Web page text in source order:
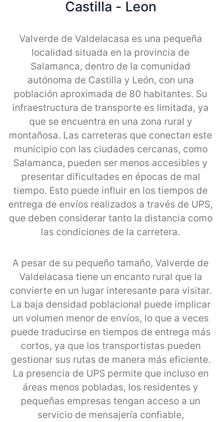
Castilla - Leon
Valverde de Valdelacasa es una pequeña
localidad situada en la provincia de
Salamanca, dentro de la comunidad
autónoma de Castilla y León, con una
población aproximada de 80 habitantes. Su
infraestructura de transporte es limitada, ya
que se encuentra en una zona rural y
montañosa. Las carreteras que conectan este
municipio con las ciudades cercanas, como
Salamanca, pueden ser menos accesibles y
presentar dificultades en épocas de mal
tiempo. Esto puede influir en los tiempos de
entrega de envíos realizados a través de UPS,
que deben considerar tanto la distancia como
las condiciones de la carretera.
A pesar de su pequeño tamaño, Valverde de
Valdelacasa tiene un encanto rural que la
convierte en un lugar interesante para visitar.
La baja densidad poblacional puede implicar
un volumen menor de envíos, lo que a veces
puede traducirse en tiempos de entrega más
cortos, ya que los transportistas pueden
gestionar sus rutas de manera más eficiente.
La presencia de UPS permite que incluso en
áreas menos pobladas, los residentes y
pequeñas empresas tengan acceso a un
servicio de mensajería confiable,